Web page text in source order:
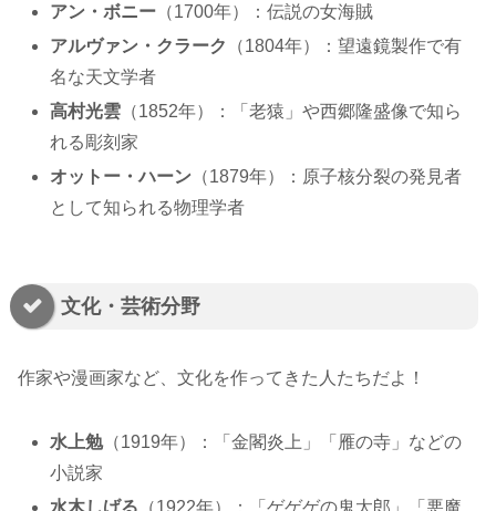
アン・ボニー （1700年）：伝説の女海賊
アルヴァン・クラーク
（1804年）：望遠鏡製作で有
名な天文学者
高村光雲 （1852年）：「老猿」や西郷隆盛像で知ら
れる彫刻家
オットー・ハーン （1879年）：原子核分裂の発見者
として知られる物理学者
文化・芸術分野
作家や漫画家など、文化を作ってきた人たちだよ！
水上勉（1919年）：「金閣炎上」「雁の寺」などの
小説家